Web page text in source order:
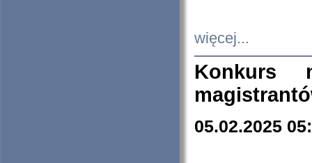
więcej...
Konkurs
05.02.2025